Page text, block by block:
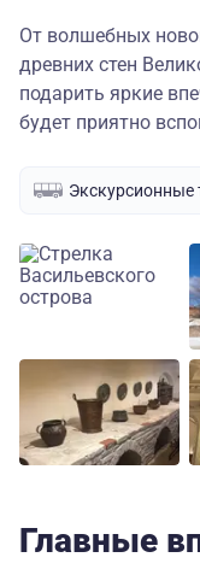
От волшебных
древних стен
подарить яркие
будет приятно
Экскурсионные
Главные